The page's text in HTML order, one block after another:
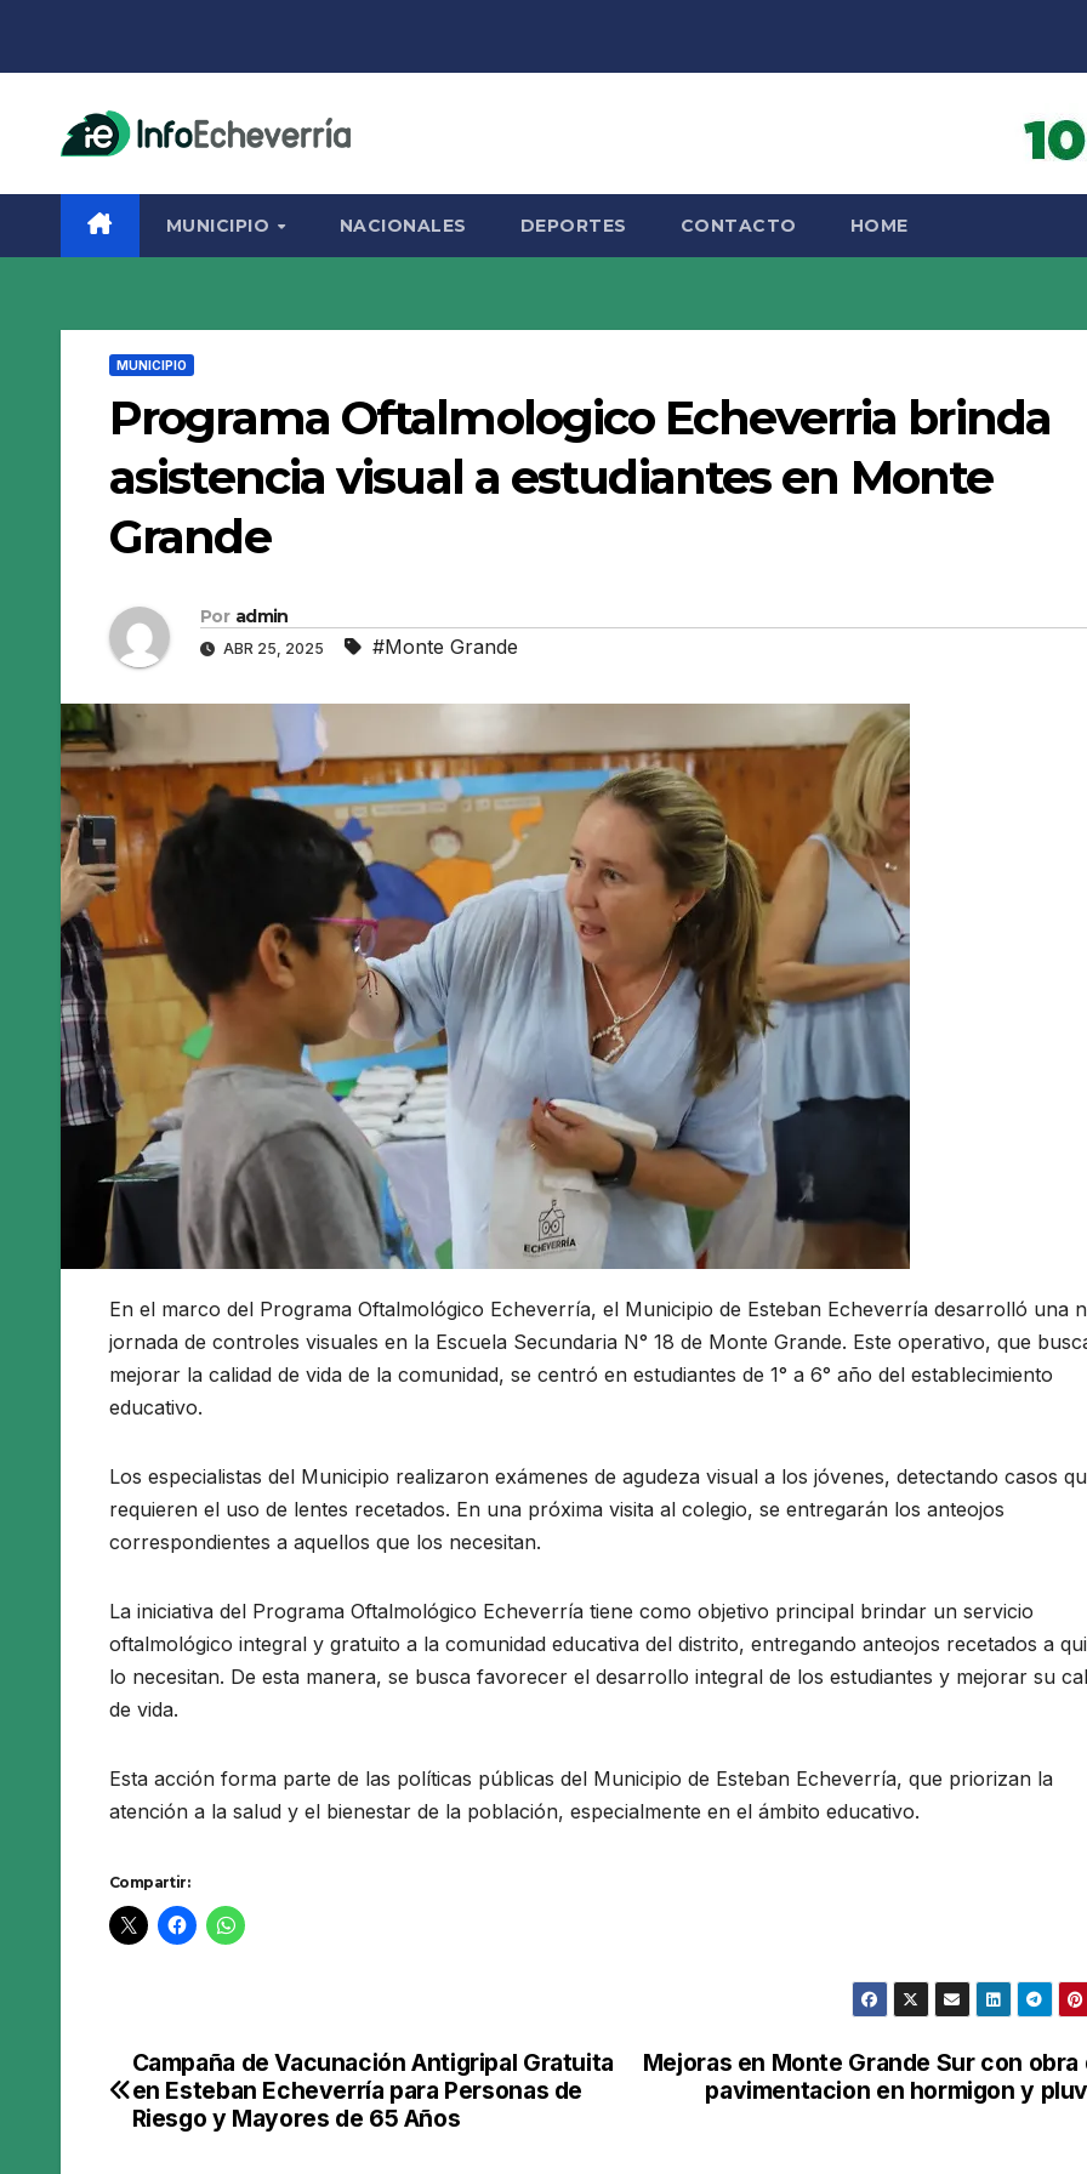
MUNICIPIO NACIONALES DEPORTES CONTACTO HOME
MUNICIPIO
Programa Oftalmologico Echeverria brinda
asistencia visual a estudiantes en Monte
Grande
Por admin
ABR 25, 2025 #Monte Grande
En el marco del Programa Oftalmológico Echeverría, el Municipio de Esteban Echeverría desarrolló una
jornada de controles visuales en la Escuela Secundaria N° 18 de Monte Grande. Este operativo, que
mejorar la calidad de vida de la comunidad, se centró en estudiantes de 1° a 6° año del establecimiento
educativo.
Los especialistas del Municipio realizaron exámenes de agudeza visual a los jóvenes, detectando casos
requieren el uso de lentes recetados. En una próxima visita al colegio, se entregarán los anteojos
correspondientes a aquellos que los necesitan.
La iniciativa del Programa Oftalmológico Echeverría tiene como objetivo principal brindar un servicio
oftalmológico integral y gratuito a la comunidad educativa del distrito, entregando anteojos recetados a
lo necesitan. De esta manera, se busca favorecer el desarrollo integral de los estudiantes y mejorar su
de vida.
Esta acción forma parte de las políticas públicas del Municipio de Esteban Echeverría, que priorizan la
atención a la salud y el bienestar de la población, especialmente en el ámbito educativo.
Compartir:
Navegación
de
Mejoras en Monte Grande Sur con obra
pavimentacion en hormigon y
Campaña de Vacunación Antigripal Gratuita
en Esteban Echeverría para Personas de
Riesgo y Mayores de 65 Años